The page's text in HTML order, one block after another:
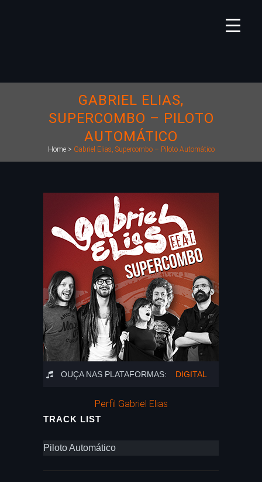
GABRIEL ELIAS,
SUPERCOMBO – PILOTO
AUTOMÁTICO
Home> Gabriel Elias, Supercombo – Piloto Automático
OUÇA NAS PLATAFORMAS: DIGITAL
Perfil Gabriel Elias
TRACK LIST
Piloto Automático